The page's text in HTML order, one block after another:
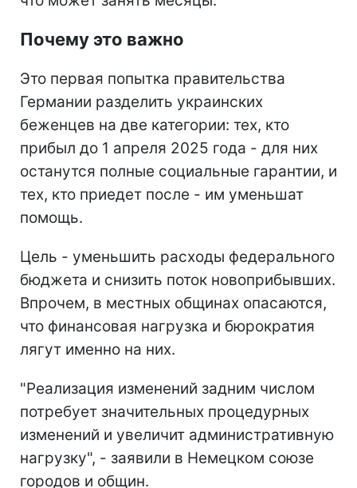
Почему это важно
Это первая попытка правительства
Германии разделить украинских
беженцев на две категории: тех, кто
прибыл до 1 апреля 2025 года - для них
останутся полные социальные гарантии, и
тех, кто приедет после - им уменьшат
помощь.
Цель - уменьшить расходы федерального
бюджета и снизить поток новоприбывших.
Впрочем, в местных общинах опасаются,
что финансовая нагрузка и бюрократия
лягут именно на них.
"Реализация изменений задним числом
потребует значительных процедурных
изменений и увеличит административную
нагрузку", - заявили в Немецком союзе
городов и общин.